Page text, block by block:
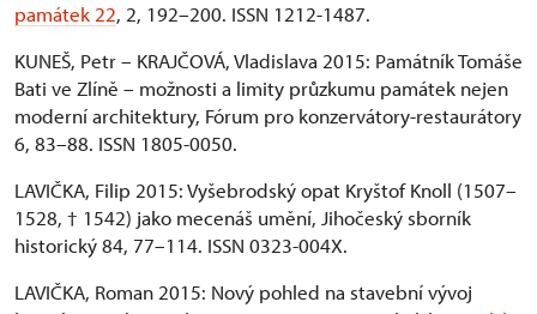
památek 22, 2, 192–200. ISSN 1212-1487.
KUNEŠ, Petr – KRAJČOVÁ, Vladislava 2015: Památník Tomáše
Bati ve Zlíně – možnosti a limity průzkumu památek nejen
moderní architektury, Fórum pro konzervátory-restaurátory
6, 83–88. ISSN 1805-0050.
LAVIČKA, Filip 2015: Vyšebrodský opat Kryštof Knoll (1507–
1528, † 1542) jako mecenáš umění, Jihočeský sborník
historický 84, 77–114. ISSN 0323-004X.
LAVIČKA, Roman 2015: Nový pohled na stavební vývoj